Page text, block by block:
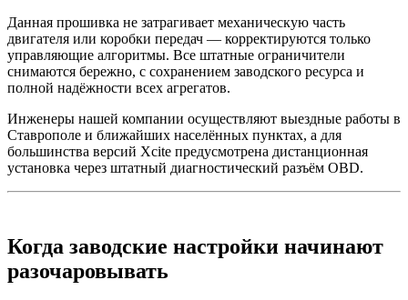
Данная прошивка не затрагивает механическую часть
двигателя или коробки передач — корректируются только
управляющие алгоритмы. Все штатные ограничители
снимаются бережно, с сохранением заводского ресурса и
полной надёжности всех агрегатов.
Инженеры нашей компании осуществляют выездные работы в
Ставрополе и ближайших населённых пунктах, а для
большинства версий Xcite предусмотрена дистанционная
установка через штатный диагностический разъём OBD.
Когда заводские настройки начинают
разочаровывать